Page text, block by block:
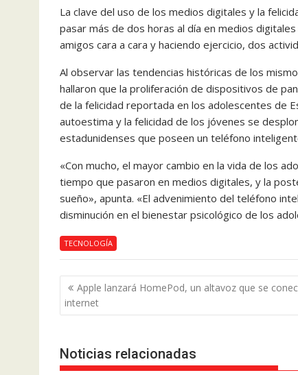
La clave del uso de los medios digitales y la
pasar más de dos horas al día en medios
amigos cara a cara y haciendo ejercicio, dos
Al observar las tendencias históricas de los
hallaron que la proliferación de dispositivos de
de la felicidad reportada en los adolescentes de
autoestima y la felicidad de los jóvenes se
estadunidenses que poseen un teléfono
«Con mucho, el mayor cambio en la vida de los
tiempo que pasaron en medios digitales, y la
sueño», apunta. «El advenimiento del teléfono
disminución en el bienestar psicológico de los
TECNOLOGÍA
Navegación
de
entradas
Apple lanzará HomePod, un altavoz que se
internet
Noticias relacionadas